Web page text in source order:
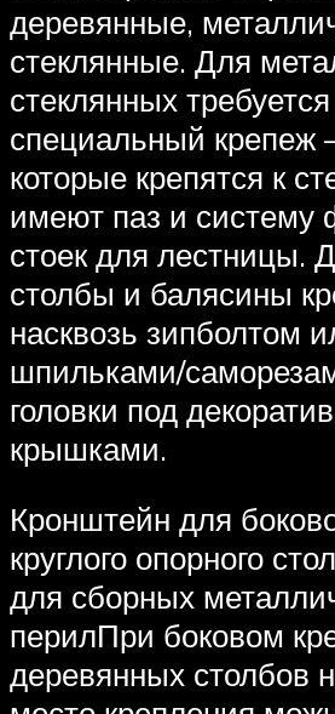
деревянные,
стеклянные. Для
стеклянных требуется
специальный
которые крепятся к
имеют паз и систему
стоек для лестницы.
столбы и балясины
насквозь зипболтом
шпильками/
головки под
крышками.
Кронштейн для
круглого опорного
для сборных
перилПри боковом
деревянных столбов